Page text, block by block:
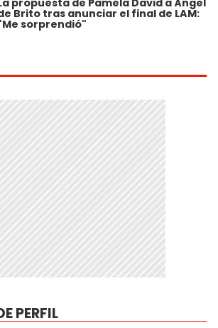
propuesta de Pamela David a Ángel
Brito tras anunciar el final de LAM:
sorprendió"
PERFIL